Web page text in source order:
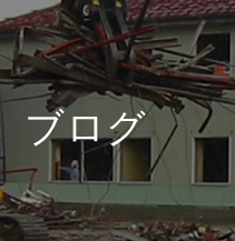
ブログ
g
l
n
a
v